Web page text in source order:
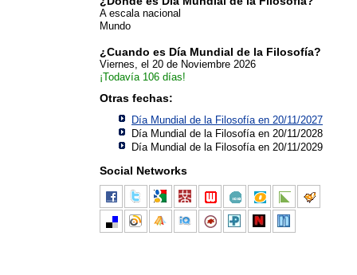
A escala nacional
Mundo
¿Cuando es Día Mundial de la Filosofía?
Viernes, el 20 de Noviembre 2026
¡Todavía 106 días!
Otras fechas:
Día Mundial de la Filosofía en 20/11/2027
Día Mundial de la Filosofía en 20/11/2028
Día Mundial de la Filosofía en 20/11/2029
Social Networks